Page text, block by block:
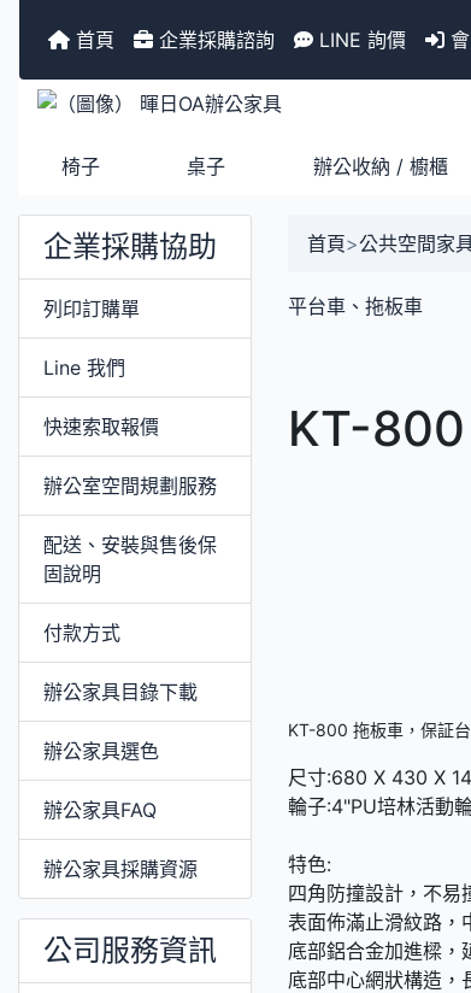
首頁 企業採購諮詢 LINE 詢價
椅子 桌子 辦公收納 / 櫥櫃
企業採購協助
列印訂購單
Line 我們
快速索取報價
辦公室空間規劃服務
配送、安裝與售後保
固說明
付款方式
辦公家具目錄下載
辦公家具選色
辦公家具FAQ
辦公家具採購資源
公司服務資訊
首頁>公共空間家
平台車、拖板車
KT-800
KT-800 拖板車，保証
尺寸:680 X 430 X
輪子:4"PU培林活動
特色:
四角防撞設計，不易
表面佈滿止滑紋路，
底部鋁合金加進樑，
底部中心網狀構造，